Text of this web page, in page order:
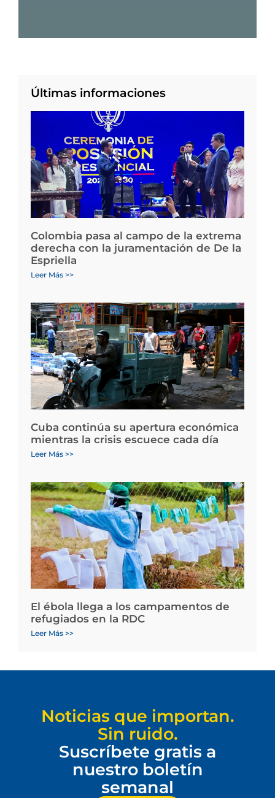
Últimas informaciones
Colombia pasa al campo de la extrema
derecha con la juramentación de De la
Espriella
Leer Más >>
Cuba continúa su apertura económica
mientras la crisis escuece cada día
Leer Más >>
El ébola llega a los campamentos de
refugiados en la RDC
Leer Más >>
Noticias que importan.
Sin ruido.
Suscríbete gratis a
nuestro boletín
semanal